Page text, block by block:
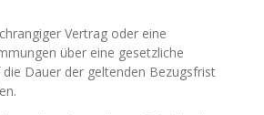
Vertrag oder eine
über eine gesetzliche
Dauer der geltenden Bezugsfrist